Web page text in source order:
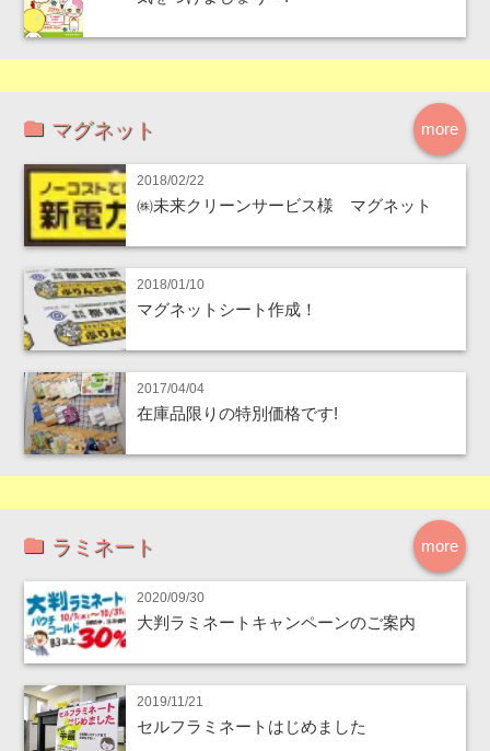
more
マグネット
2018/02/22
㈱未来クリーンサービス様 マグネット
2018/01/10
マグネットシート作成！
2017/04/04
在庫品限りの特別価格です!
more
ラミネート
2020/09/30
大判ラミネートキャンペーンのご案内
2019/11/21
セルフラミネートはじめました